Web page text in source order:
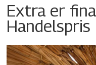
Extra er